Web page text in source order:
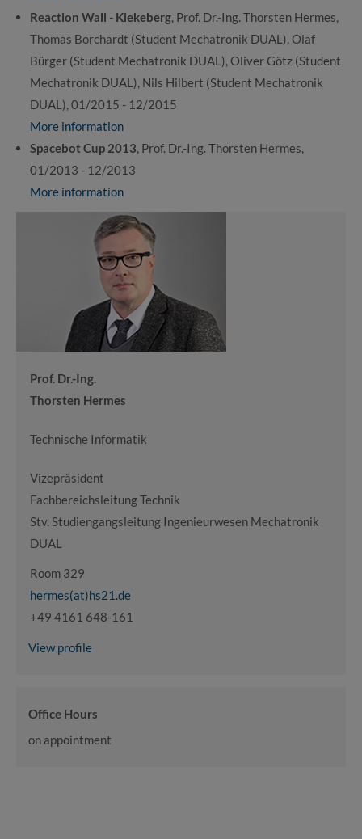
Reaction Wall - Kiekeberg, Prof. Dr.-Ing. Thorsten Hermes,
Thomas Borchardt (Student Mechatronik DUAL), Olaf
Bürger (Student Mechatronik DUAL), Oliver Götz (Student
Mechatronik DUAL), Nils Hilbert (Student Mechatronik
DUAL), 01/2015 - 12/2015
More information
Spacebot Cup 2013, Prof. Dr.-Ing. Thorsten Hermes,
01/2013 - 12/2013
More information
Prof. Dr.-Ing.
Thorsten Hermes
Technische Informatik
Vizepräsident
Fachbereichsleitung Technik
Stv. Studiengangsleitung Ingenieurwesen Mechatronik
DUAL
Room 329
hermes(at)hs21.de
+49 4161 648-161
View profile
Office Hours
on appointment